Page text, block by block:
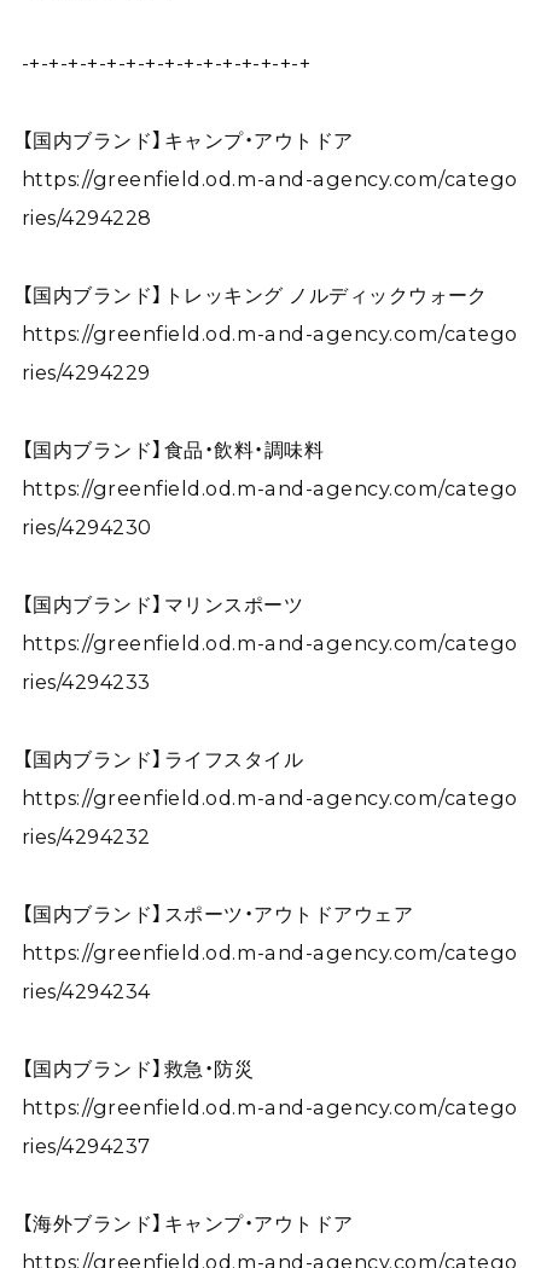
-+-+-+-+-+-+-+-+-+-+-+-+-+-+-+
【国内ブランド】キャンプ・アウトドア
https://greenfield.od.m-and-agency.com/catego
ries/4294228
【国内ブランド】トレッキング ノルディックウォーク
https://greenfield.od.m-and-agency.com/catego
ries/4294229
【国内ブランド】食品・飲料・調味料
https://greenfield.od.m-and-agency.com/catego
ries/4294230
【国内ブランド】マリンスポーツ
https://greenfield.od.m-and-agency.com/catego
ries/4294233
【国内ブランド】ライフスタイル
https://greenfield.od.m-and-agency.com/catego
ries/4294232
【国内ブランド】スポーツ・アウトドアウェア
https://greenfield.od.m-and-agency.com/catego
ries/4294234
【国内ブランド】救急・防災
https://greenfield.od.m-and-agency.com/catego
ries/4294237
【海外ブランド】キャンプ・アウトドア
https://greenfield.od.m-and-agency.com/catego